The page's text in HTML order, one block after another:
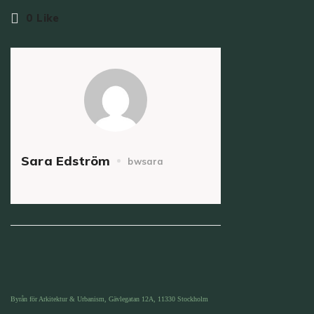
0 Like
Sara Edström bwsara
Byrån för Arkitektur & Urbanism, Gävlegatan 12A, 11330 Stockholm